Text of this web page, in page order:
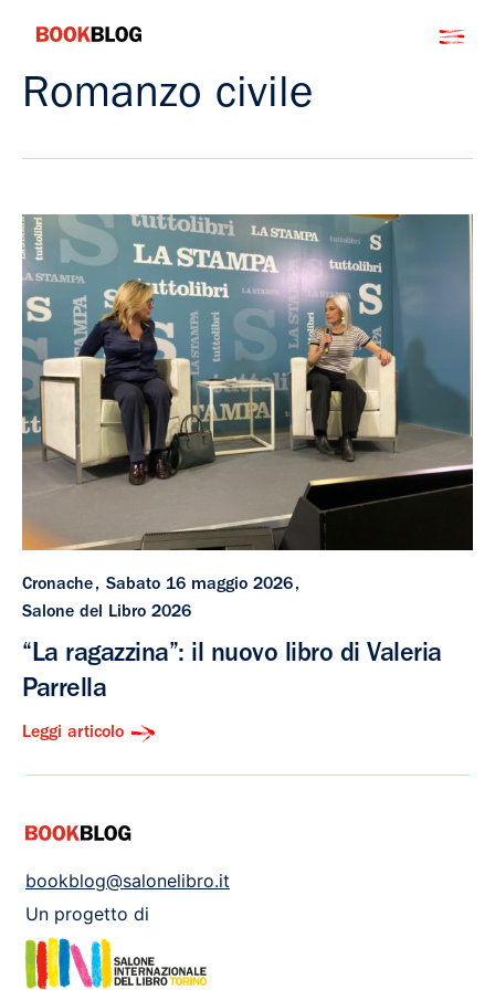
contenuto
Bookblog
Romanzo civile
Cronache
Sabato 16 maggio 2026
Salone del Libro 2026
“La ragazzina”: il nuovo libro di Valeria
Parrella
Leggi articolo
bookblog@salonelibro.it
Un progetto di